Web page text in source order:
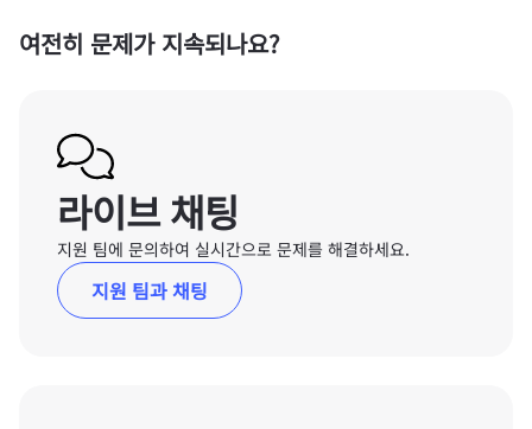
여전히 문제가 지속되나요?
라이브 채팅
지원 팀에 문의하여 실시간으로 문제를 해결하세요.
지원 팀과 채팅